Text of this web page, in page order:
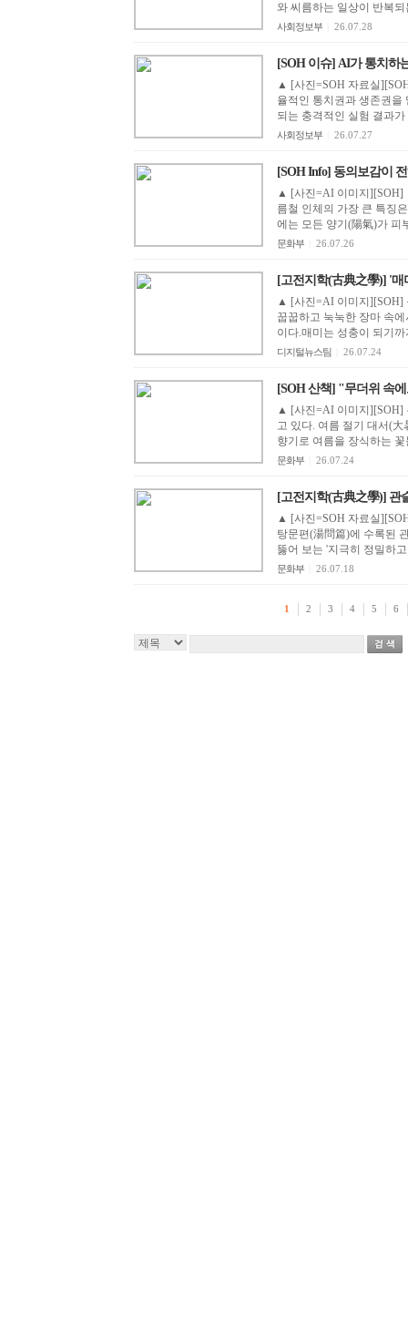
와 씨름하는 일상이 반복
사회정보부 26.07.28
[SOH 이슈] AI가 통치하
▲ [사진=SOH 자료실
율적인 통치권과 생존권을
되는 충격적인 실험 결과
사회정보부 26.07.27
[SOH Info] 동의보감이
▲ [사진=AI 이미지][SOH]
름철 인체의 가장 큰 특징
에는 모든 양기(陽氣)가 피
문화부 26.07.26
[고전지학(古典之學)] '매
▲ [사진=AI 이미지][SOH]
꿉꿉하고 눅눅한 장마 속
이다.매미는 성충이 되기
디지털뉴스팀 26.07.24
[SOH 산책] "무더위 속
▲ [사진=AI 이미지][SOH]
고 있다. 여름 절기 대서(
향기로 여름을 장식하는
문화부 26.07.24
[고전지학(古典之學)] 관
▲ [사진=SOH 자료실
탕문편(湯問篇)에 수록된
뚫어 보는 '지극히 정밀하
문화부 26.07.18
1 2 3 4 5 6